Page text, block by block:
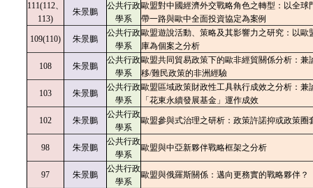
111(112、
113)
朱景鵬
公共行政
學系
歐盟對中國經濟外交戰略角色之轉型：以全球
帶一路與歐中全面投資協定為案例
109(110) 朱景鵬
公共行政
學系
歐盟遊說活動、策略及其影響力之研究：以歐
庫為個案之分析
108 朱景鵬
公共行政
學系
歐盟共同貿易政策下的歐非經貿關係分析：兼
移/難民政策的非洲經驗
103 朱景鵬
公共行政
學系
歐盟區域政策財政性工具執行成效之分析：兼
「花東永續發展基金」運作成效
102 朱景鵬
公共行政
學系
歐盟參與式治理之研析：政策許諾抑或政策圈
98 朱景鵬
公共行政
學系
歐盟與中亞新夥伴戰略框架之分析
97 朱景鵬
公共行政
學系
歐盟與俄羅斯關係：邁向更務實的戰略夥伴？